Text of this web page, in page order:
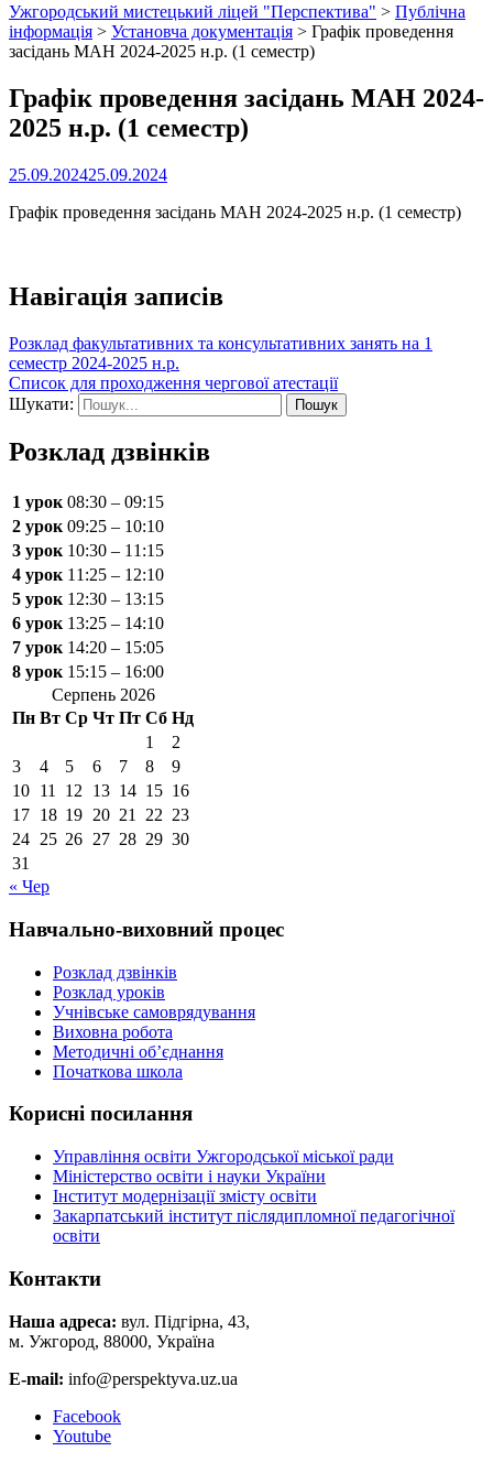
Ужгородський мистецький ліцей "Перспектива" > Публічна
інформація > Установча документація > Графік проведення
засідань МАН 2024-2025 н.р. (1 семестр)
Графік проведення засідань МАН 2024-
2025 н.р. (1 семестр)
25.09.202425.09.2024
Графік проведення засідань МАН 2024-2025 н.р. (1 семестр)
Навігація записів
Розклад факультативних та консультативних занять на 1
семестр 2024-2025 н.р.
Список для проходження чергової атестації
Шукати:
Розклад дзвінків
1 урок 08:30 – 09:15
2 урок 09:25 – 10:10
3 урок 10:30 – 11:15
4 урок 11:25 – 12:10
5 урок 12:30 – 13:15
6 урок 13:25 – 14:10
7 урок 14:20 – 15:05
8 урок 15:15 – 16:00
Серпень 2026
Пн Вт Ср Чт Пт Сб Нд
1
2
3
4 5 6 7 8
9
10 11 12 13 14 15 16
17 18 19 20 21 22 23
24 25 26 27 28 29 30
31
« Чер
Навчально-виховний процес
Розклад дзвінків
Розклад уроків
Учнівське самоврядування
Виховна робота
Методичні об’єднання
Початкова школа
Корисні посилання
Управління освіти Ужгородської міської ради
Міністерство освіти і науки України
Інститут модернізації змісту освіти
Закарпатський інститут післядипломної педагогічної
освіти
Контакти
Наша адреса: вул. Підгірна, 43,
м. Ужгород, 88000, Україна
E-mail: info@perspektyva.uz.ua
Faceboоk
Youtube